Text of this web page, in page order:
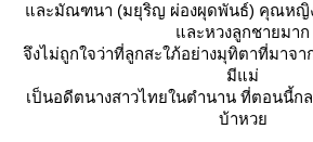
ละมัณฑนา (มยุริญ ผ่องผุดพันธ์) คุณหญิง
ละหวงลูกชายมาก
จึงไม่ถูกใจว่าที่ลูกสะใภ้อย่างมุทิตาที่มาจ
มีแม่
เป็นอดีตนางสาวไทยในตำนาน ที่ตอนนี้ก
บ้าหว